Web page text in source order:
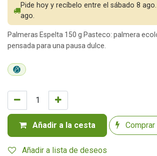
Añadir a la cesta Comprar
Añadir a lista de deseos
Pide hoy y recíbelo entre el sábado 8
ago.
Palmeras Espelta 150 g Pasteco: palmera
pensada para una pausa dulce.